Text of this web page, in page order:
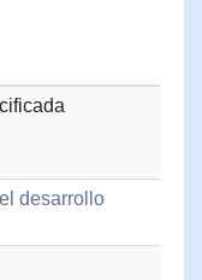
desarrollo